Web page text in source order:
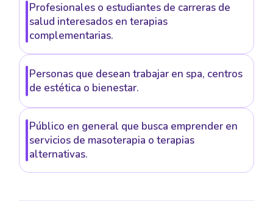
Profesionales o estudiantes de carreras de
salud interesados en terapias
complementarias.
Personas que desean trabajar en spa, centros
de estética o bienestar.
Público en general que busca emprender en
servicios de masoterapia o terapias
alternativas.